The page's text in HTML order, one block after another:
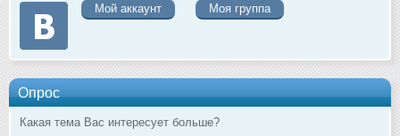
Мой аккаунт
Моя группа
Опрос
Какая тема Вас интересует больше?